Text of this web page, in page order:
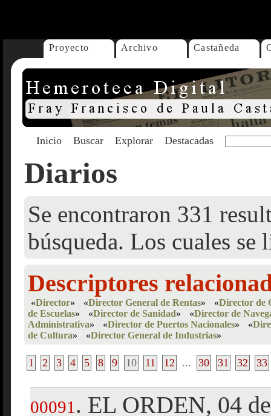
Proyecto Archivo Castañeda
Inicio Buscar Explorar Destacadas
Diarios
Se encontraron 331
búsqueda. Los cuales se
Descriptores
«Director» «Director General de Rentas» «Director de
de Escuelas» «Director de Sanidad» «Director de
Administrativa» «Director de Puertos Nacionales» «
de Cultura» «Director General de Industrias»
1 2 3 4 5 8 9 10 11 12 ... 30 31 32 33
00091 . EL ORDEN, 04